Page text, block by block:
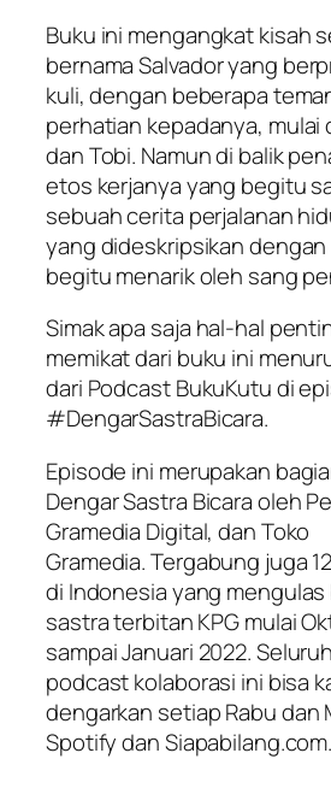
Buku ini mengangkat kisah
bernama Salvador yang
kuli, dengan beberapa
perhatian kepadanya, mulai
dan Tobi. Namun di balik
etos kerjanya yang begitu
sebuah cerita perjalanan
yang dideskripsikan dengan
begitu menarik oleh sang
Simak apa saja hal-hal
memikat dari buku ini
dari Podcast BukuKutu di
#DengarSastraBicara.
Episode ini merupakan
Dengar Sastra Bicara oleh
Gramedia Digital, dan Toko
Gramedia. Tergabung juga
di Indonesia yang
sastra terbitan KPG mulai
sampai Januari 2022.
podcast kolaborasi ini bisa
dengarkan setiap Rabu dan
Spotify dan Siapabilang.com.